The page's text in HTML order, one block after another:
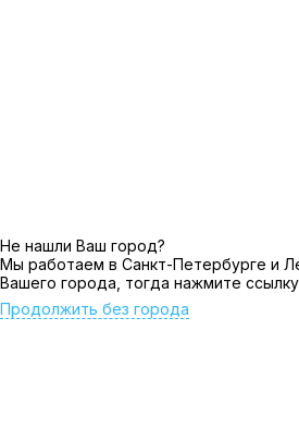
Не нашли Ваш город?
Мы работаем в Санкт-Петербурге и
Вашего города, тогда нажмите
Продолжить без города